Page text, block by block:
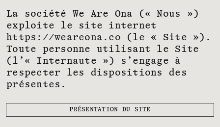
La société We Are Ona (« Nous »)
exploite le site internet
https://weareona.co (le « Site »).
Toute personne utilisant le Site
(l’« Internaute ») s’engage à
respecter les dispositions des
présentes.
PRÉSENTATION DU SITE